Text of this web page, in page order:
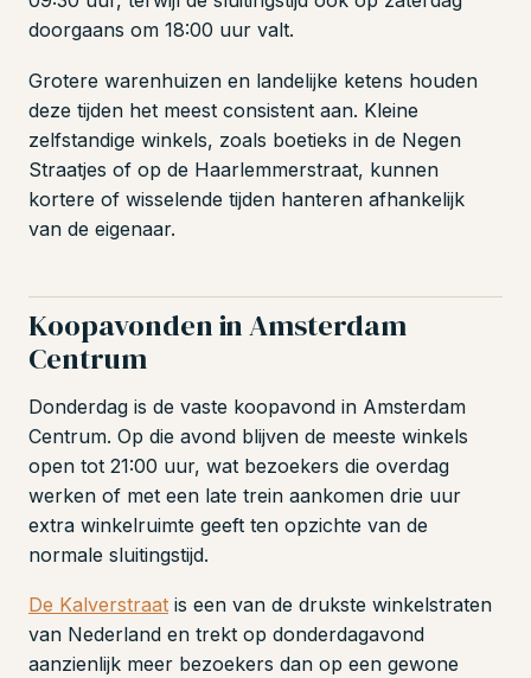
doorgaans om 18:00 uur valt.
Grotere warenhuizen en landelijke ketens houden
deze tijden het meest consistent aan. Kleine
zelfstandige winkels, zoals boetieks in de Negen
Straatjes of op de Haarlemmerstraat, kunnen
kortere of wisselende tijden hanteren afhankelijk
van de eigenaar.
Koopavonden in Amsterdam
Centrum
Donderdag is de vaste koopavond in Amsterdam
Centrum. Op die avond blijven de meeste winkels
open tot 21:00 uur, wat bezoekers die overdag
werken of met een late trein aankomen drie uur
extra winkelruimte geeft ten opzichte van de
normale sluitingstijd.
De Kalverstraat is een van de drukste winkelstraten
van Nederland en trekt op donderdagavond
aanzienlijk meer bezoekers dan op een gewone